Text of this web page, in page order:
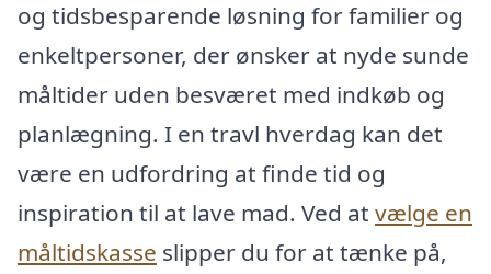
og tidsbesparende løsning for familier og
enkeltpersoner, der ønsker at nyde sunde
måltider uden besværet med indkøb og
planlægning. I en travl hverdag kan det
være en udfordring at finde tid og
inspiration til at lave mad. Ved at vælge en
måltidskasse slipper du for at tænke på,